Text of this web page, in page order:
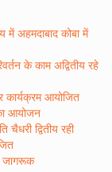
में अहमदाबाद कोबा में
के काम अद्वितीय रहे
कार्यक्रम आयोजित
आयोजन
चैधरी द्वितीय रही
जागरूक